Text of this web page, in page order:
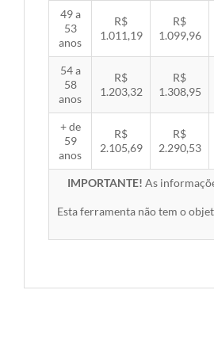
49 a
53
anos
R$
1.011,19
R$
1.099,96
54 a
58
anos
R$
1.203,32
R$
1.308,95
+ de
59
anos
R$
2.105,69
R$
2.290,53
IMPORTANTE! As
Esta ferramenta não tem o